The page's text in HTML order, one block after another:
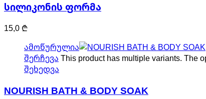
სილიკონის ფორმა
15,0 ₾
ამოწურულია
შერჩევა This product has multiple variants. The
შეხედვა
NOURISH BATH & BODY SOAK